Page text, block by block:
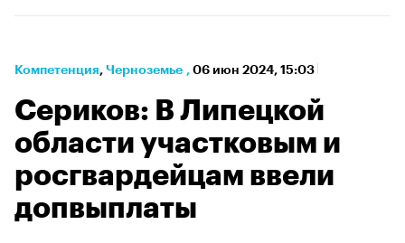
Компетенция⁠, Черноземье , 06 июн 2024, 15:03
Сериков: В Липецкой
области участковым и
росгвардейцам ввели
допвыплаты